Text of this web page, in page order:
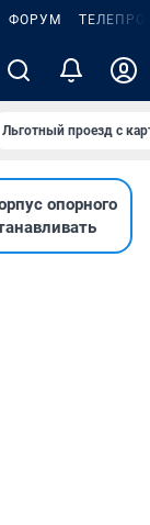
ФОРУМ
Льготный проезд с
опорного